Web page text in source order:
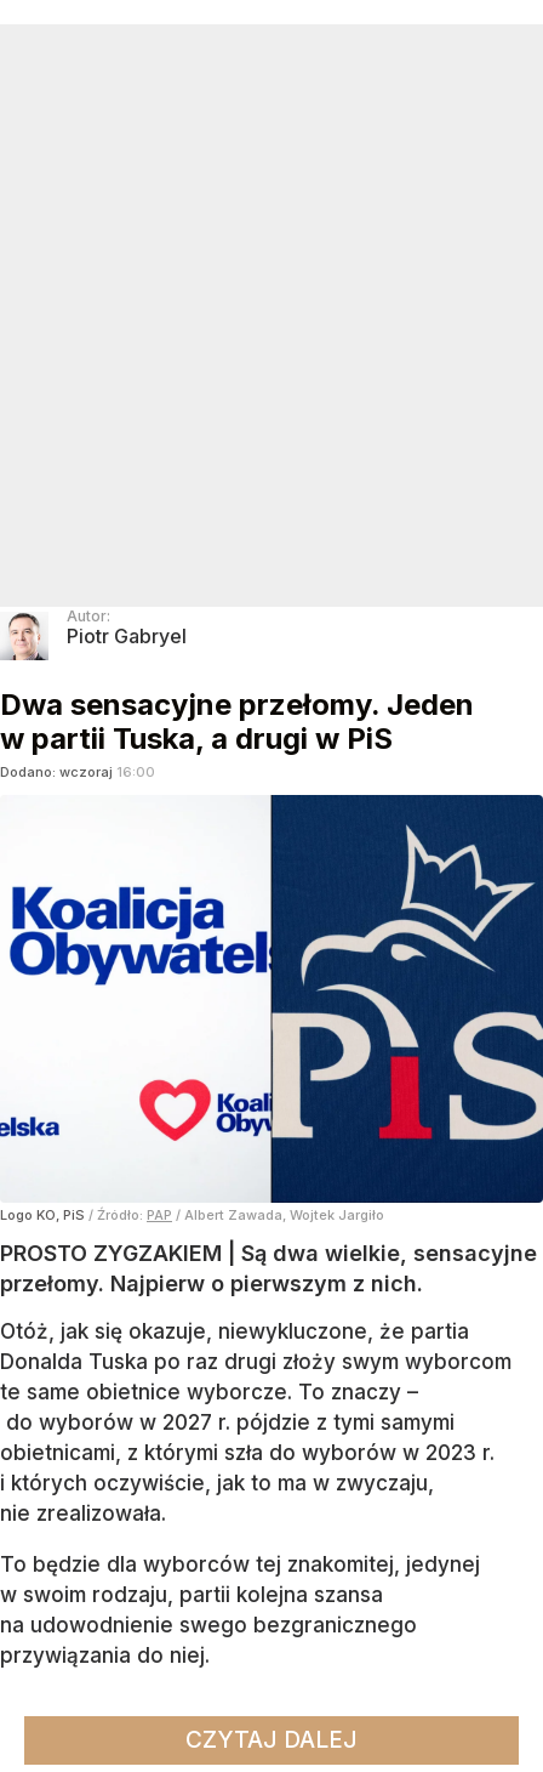
Autor:
Piotr Gabryel
Dwa sensacyjne przełomy. Jeden
w partii Tuska, a drugi w PiS
Dodano: wczoraj 16:00
Logo KO, PiS / Źródło: PAP / Albert Zawada, Wojtek Jargiło
PROSTO ZYGZAKIEM | Są dwa wielkie, sensacyjne
przełomy. Najpierw o pierwszym z nich.
Otóż, jak się okazuje, niewykluczone, że partia
Donalda Tuska po raz drugi złoży swym wyborcom
te same obietnice wyborcze. To znaczy –
do wyborów w 2027 r. pójdzie z tymi samymi
obietnicami, z którymi szła do wyborów w 2023 r.
i których oczywiście, jak to ma w zwyczaju,
nie zrealizowała.
To będzie dla wyborców tej znakomitej, jedynej
w swoim rodzaju, partii kolejna szansa
na udowodnienie swego bezgranicznego
przywiązania do niej.
CZYTAJ DALEJ